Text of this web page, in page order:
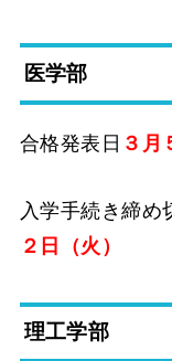
医学部
合格発表日 ３月
入学手続き締め
２日（火）
理工学部